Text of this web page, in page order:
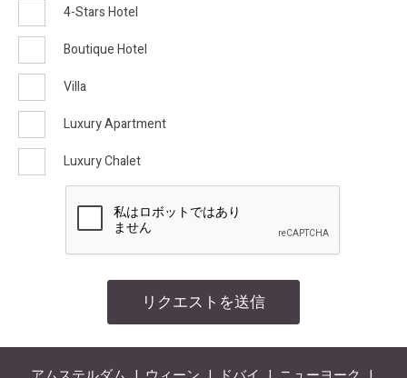
4-Stars Hotel
Boutique Hotel
Villa
Luxury Apartment
Luxury Chalet
リクエストを送信